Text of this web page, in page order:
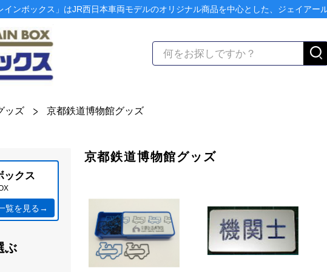
インボックス」はJR西日本車両モデルのオリジナル商品を中心とした、ジェイア
ッズ 京都鉄道博物館グッズ
ックス
覧を見る→
ぶ
京都鉄道博物館グッズ